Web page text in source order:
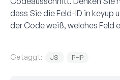
dass Sie die Feld-ID in keyup
der Code weiß, welches Feld
Getaggt: JS PHP